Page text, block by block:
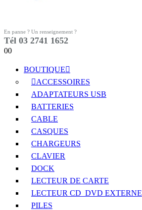
En panne ? Un renseignement ?
Tél 03 2741 1652
00
BOUTIQUE
ACCESSOIRES
ADAPTATEURS USB
BATTERIES
CABLE
CASQUES
CHARGEURS
CLAVIER
DOCK
LECTEUR DE CARTE
LECTEUR CD_DVD EXTERNE
PILES